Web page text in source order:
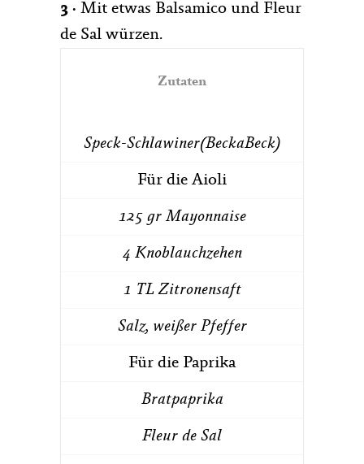
3 · Mit etwas Balsamico und Fleur
de Sal würzen.
Zutaten
Speck-Schlawiner(BeckaBeck)
Für die Aioli
125 gr Mayonnaise
4 Knoblauchzehen
1 TL Zitronensaft
Salz, weißer Pfeffer
Für die Paprika
Bratpaprika
Fleur de Sal